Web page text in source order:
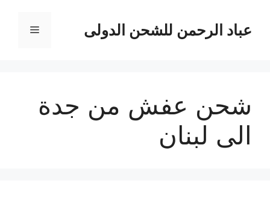
المحتوىعباد الرحمن للشحن الدولى القائمة
شحن عفش من جدة
الى لبنان